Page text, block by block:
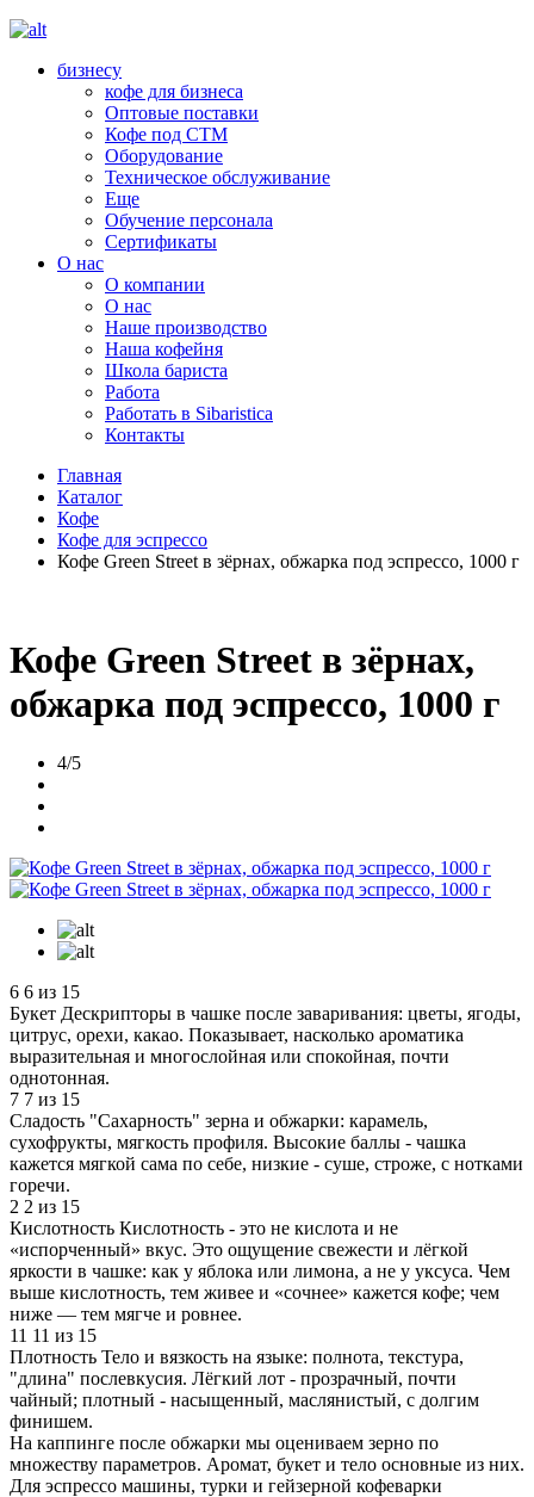
бизнесу
кофе для бизнеса
Оптовые поставки
Кофе под СТМ
Оборудование
Техническое обслуживание
Еще
Обучение персонала
Сертификаты
О нас
O компании
О нас
Наше производство
Наша кофейня
Школа бариста
Работа
Работать в Sibaristica
Контакты
Главная
Каталог
Кофе
Кофе для эспрессо
Кофе Green Street в зёрнах, обжарка под эспрессо, 1000 г
Кофе Green Street в зёрнах,
обжарка под эспрессо, 1000 г
4/5
6 6 из 15
Букет Дескрипторы в чашке после заваривания: цветы, ягоды,
цитрус, орехи, какао. Показывает, насколько ароматика
выразительная и многослойная или спокойная, почти
однотонная.
7 7 из 15
Сладость "Сахарность" зерна и обжарки: карамель,
сухофрукты, мягкость профиля. Высокие баллы - чашка
кажется мягкой сама по себе, низкие - суше, строже, с нотками
горечи.
2 2 из 15
Кислотность Кислотность - это не кислота и не
«испорченный» вкус. Это ощущение свежести и лёгкой
яркости в чашке: как у яблока или лимона, а не у уксуса. Чем
выше кислотность, тем живее и «сочнее» кажется кофе; чем
ниже — тем мягче и ровнее.
11 11 из 15
Плотность Тело и вязкость на языке: полнота, текстура,
"длина" послевкусия. Лёгкий лот - прозрачный, почти
чайный; плотный - насыщенный, маслянистый, с долгим
финишем.
На каппинге после обжарки мы оцениваем зерно по
множеству параметров. Аромат, букет и тело основные из них.
Для эспрессо машины, турки и гейзерной кофеварки